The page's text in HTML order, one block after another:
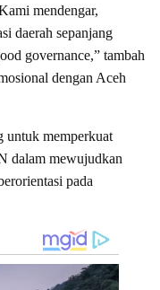
mendengar,
daerah sepanjang
governance,” tambah
dengan Aceh
untuk memperkuat
dalam mewujudkan
pada